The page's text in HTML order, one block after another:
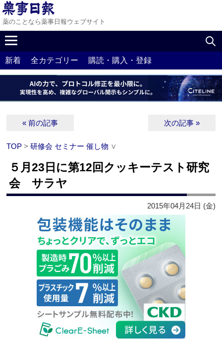
薬のことなら薬事日報ウェブサイト
新着 全カテゴリー 購読・購入・登録
« 前の記事 次の記事 »
TOP >研修会 セミナー 催し物 ∨
５月23日に第12回クッキーテスト研究
会 サラヤ
2015年04月24日 (金)